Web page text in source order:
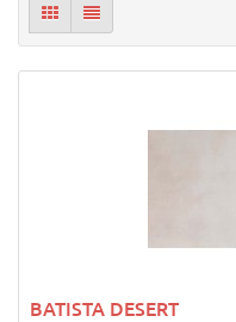
BATISTA DESERT